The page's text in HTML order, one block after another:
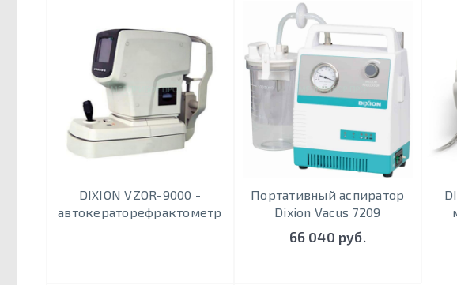
DIXION VZOR-9000 -
автокераторефрактометр
Портативный аспиратор
Dixion Vacus 7209
66 040 руб.